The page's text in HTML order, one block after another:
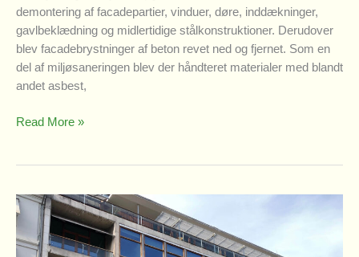
demontering af facadepartier, vinduer, døre, inddækninger,
gavlbeklædning og midlertidige stålkonstruktioner. Derudover
blev facadebrystninger af beton revet ned og fjernet. Som en
del af miljøsaneringen blev der håndteret materialer med blandt
andet asbest,
Parkvej
Read More »